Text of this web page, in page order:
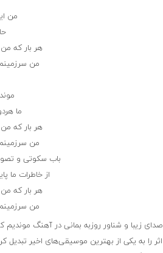
من
هر بار که
من
ما
هر بار که
من
باب سکوتی و
از خاطرات ما
هر بار که
من
صدای زیبا و شناور روزبه بمانی در آهنگ موندیم
اثر را به یکی از بهترین موسیقی‌های اخیر تبدیل